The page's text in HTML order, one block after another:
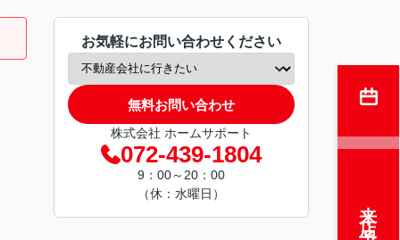
お気軽にお問い合わせください
無料お問い合わせ
株式会社 ホームサポート
072-439-1804
9：00～20：00
（休：水曜日）
来店予約